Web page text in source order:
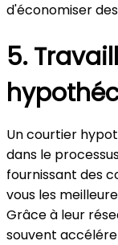
d'économiser
5.
Un courtier
dans le
fournissant des
vous les
Grâce à leur
souvent